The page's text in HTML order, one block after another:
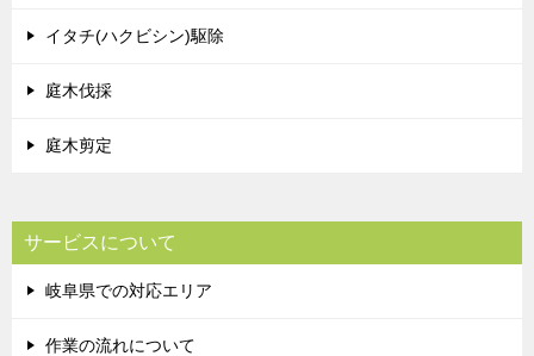
イタチ(ハクビシン)駆除
庭木伐採
庭木剪定
サービスについて
岐阜県での対応エリア
作業の流れについて